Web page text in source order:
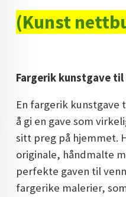
POP ART
KUNSTNER BLOGG - EN
STORE MALERIER TIL STUE
NORSK KUNST
DOPAMIN DECOR NORGE
(Kunst
Fargerik kunstgave til
En fargerik kunstgave
å gi en gave som
sitt preg på hjemmet.
originale, håndmalte
perfekte gaven til
fargerike malerier,